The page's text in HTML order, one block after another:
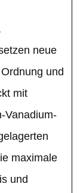
neue
und
mit
Vanadium-
maximale
und